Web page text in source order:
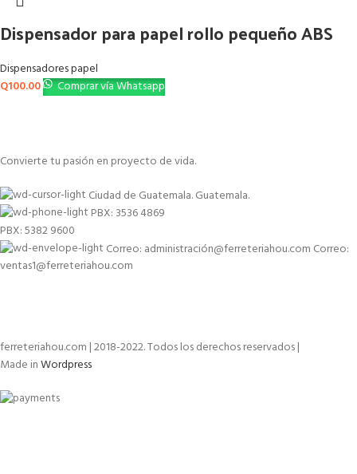
Dispensador para papel rollo pequeño ABS
Dispensadores papel
Q100.00 Comprar vía Whatsapp
Convierte tu pasión en proyecto de vida.
Ciudad de Guatemala. Guatemala.
PBX: 3536 4869
PBX: 5382 9600
Correo: administración@ferreteriahou.com Correo:
ventas1@ferreteriahou.com
ferreteriahou.com | 2018-2022. Todos los derechos reservados |
Made inWordpress